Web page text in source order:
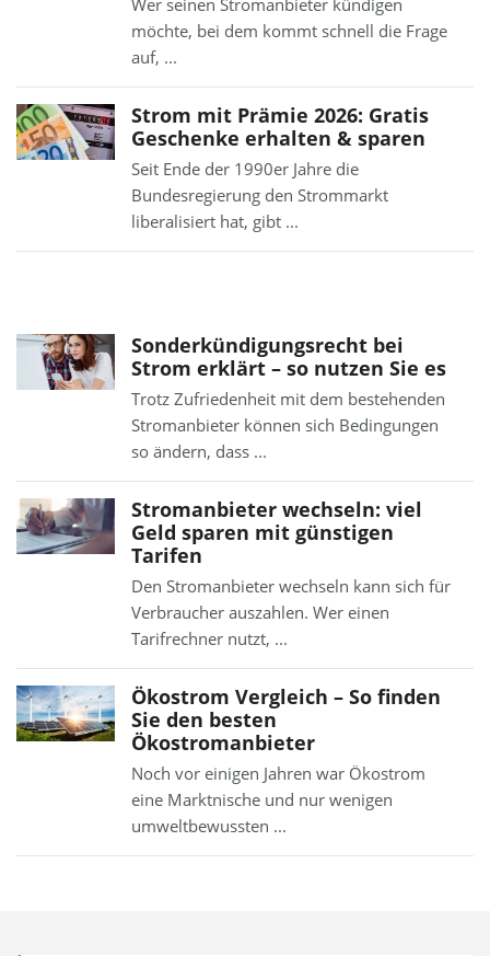
möchte, bei dem kommt schnell die Frage
auf, ...
Strom mit Prämie 2026: Gratis
Geschenke erhalten & sparen
Seit Ende der 1990er Jahre die
Bundesregierung den Strommarkt
liberalisiert hat, gibt ...
Sonderkündigungsrecht bei
Strom erklärt – so nutzen Sie es
Trotz Zufriedenheit mit dem bestehenden
Stromanbieter können sich Bedingungen
so ändern, dass ...
Stromanbieter wechseln: viel
Geld sparen mit günstigen
Tarifen
Den Stromanbieter wechseln kann sich für
Verbraucher auszahlen. Wer einen
Tarifrechner nutzt, ...
Ökostrom Vergleich – So finden
Sie den besten
Ökostromanbieter
Noch vor einigen Jahren war Ökostrom
eine Marktnische und nur wenigen
umweltbewussten ...